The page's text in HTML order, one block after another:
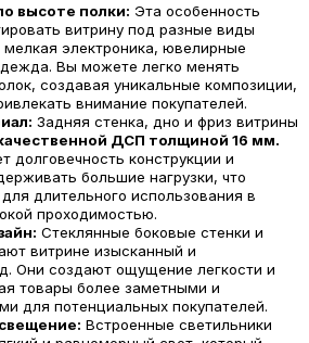
высоте полки: Эта особенность
витрину под разные виды
мелкая электроника, ювелирные
Вы можете легко менять
создавая уникальные композиции,
внимание покупателей.
Задняя стенка, дно и фриз витрины
ДСП толщиной 16 мм.
долговечность конструкции и
большие нагрузки, что
длительного использования в
проходимостью.
Стеклянные боковые стенки и
витрине изысканный и
Они создают ощущение легкости и
товары более заметными и
для потенциальных покупателей.
Встроенные светильники